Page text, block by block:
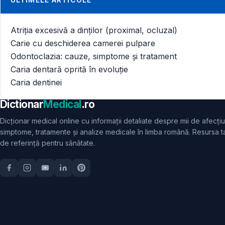
Atriția excesivă a dinților (proximal, ocluzal)
Carie cu deschiderea camerei pulpare
Odontoclazia: cauze, simptome și tratament
Caria dentară oprită în evoluție
Caria dentinei
DictionarMedical.ro
Dicționar medical online cu informații detaliate despre mii de
simptome, tratamente și analize medicale în limba română. Resursa
de referință pentru sănătate.